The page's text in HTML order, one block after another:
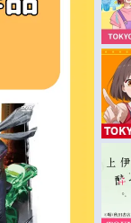
夏アニメ